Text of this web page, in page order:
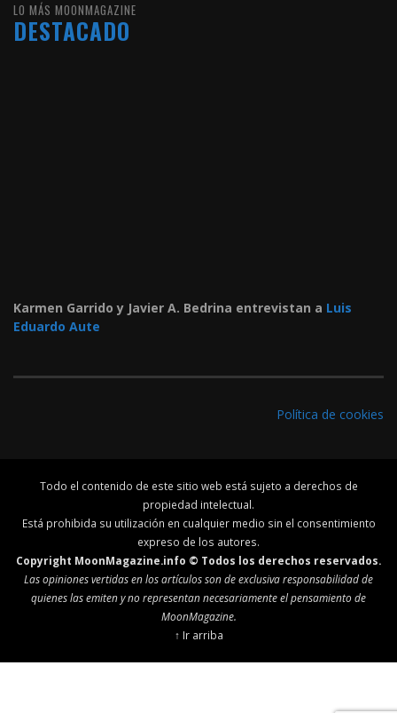
LO MÁS MOONMAGAZINE
DESTACADO
Karmen Garrido y Javier A. Bedrina entrevistan a Luis
Eduardo Aute
Política de cookies
Todo el contenido de este sitio web está sujeto a derechos de
propiedad intelectual.
Está prohibida su utilización en cualquier medio sin el consentimiento
expreso de los autores.
Copyright MoonMagazine.info © Todos los derechos reservados.
Las opiniones vertidas en los artículos son de exclusiva responsabilidad de
quienes las emiten y no representan necesariamente el pensamiento de
MoonMagazine.
↑ Ir arriba